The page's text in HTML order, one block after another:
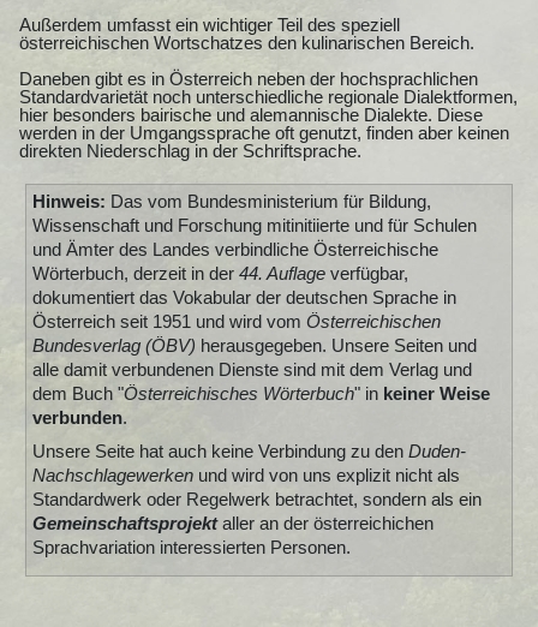
Außerdem umfasst ein wichtiger Teil des speziell
österreichischen Wortschatzes den kulinarischen Bereich.
Daneben gibt es in Österreich neben der hochsprachlichen
Standardvarietät noch unterschiedliche regionale Dialektformen,
hier besonders bairische und alemannische Dialekte. Diese
werden in der Umgangssprache oft genutzt, finden aber keinen
direkten Niederschlag in der Schriftsprache.
Hinweis: Das vom Bundesministerium für Bildung,
Wissenschaft und Forschung mitinitiierte und für Schulen
und Ämter des Landes verbindliche Österreichische
Wörterbuch, derzeit in der 44. Auflageverfügbar,
dokumentiert das Vokabular der deutschen Sprache in
Österreich seit 1951 und wird vom Österreichischen
Bundesverlag (ÖBV) herausgegeben. Unsere Seiten und
alle damit verbundenen Dienste sind mit dem Verlag und
dem Buch "Österreichisches Wörterbuch" in keiner Weise
verbunden.
Unsere Seite hat auch keine Verbindung zu den Duden-
Nachschlagewerkenund wird von uns explizit nicht als
Standardwerk oder Regelwerk betrachtet, sondern als ein
Gemeinschaftsprojektaller an der österreichichen
Sprachvariation interessierten Personen.